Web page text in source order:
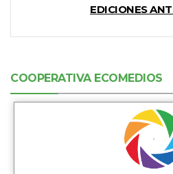
EDICIONES
COOPERATIVA ECOMEDIOS